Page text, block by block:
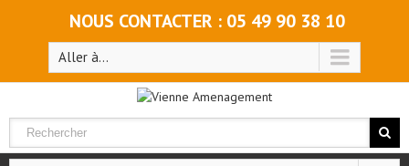
NOUS CONTACTER : 05 49 90 38 10
Aller à...